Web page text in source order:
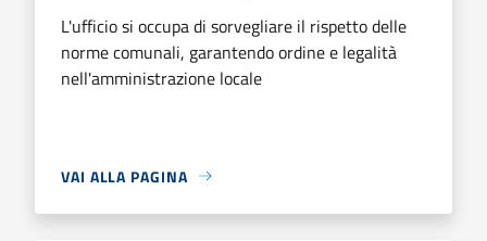
L'ufficio si occupa di sorvegliare il rispetto delle
norme comunali, garantendo ordine e legalità
nell'amministrazione locale
VAI ALLA PAGINA